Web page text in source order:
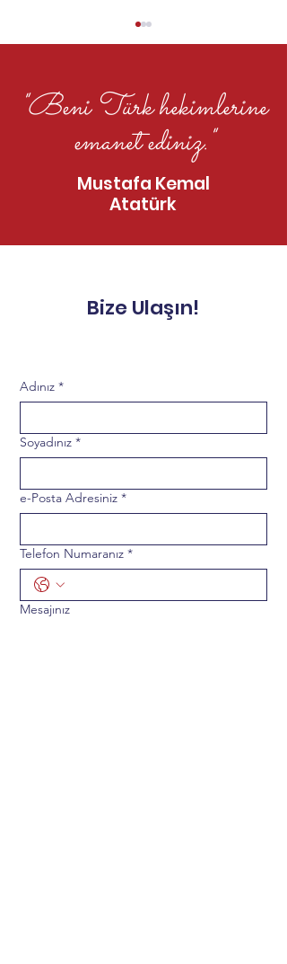
VIII. Hematoloji Eğitim
ve Araştırma
"Beni Türk hekimlerine
emanet ediniz."
Mustafa Kemal
Atatürk
Bize Ulaşın!
Adınız *
Soyadınız *
e-Posta Adresiniz *
Telefon Numaranız *
Mesajınız